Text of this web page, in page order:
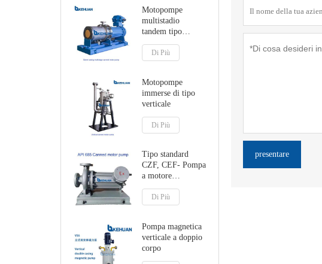
Motopompe
multistadio
tandem tipo
DCMC
Di Più
Motopompe
immerse di tipo
verticale
Di Più
Tipo standard
CZF, CEF- Pompa
a motore
inscatolata a
pedale o centrale
Di Più
Pompa magnetica
verticale a doppio
corpo
presentare